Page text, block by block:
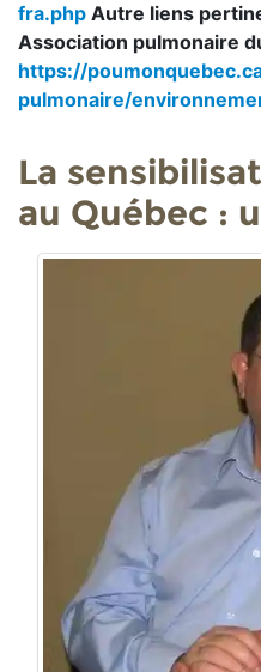
fra.php Autre liens
Association pulmonaire
https://
pulmonaire/
La
au Québec :